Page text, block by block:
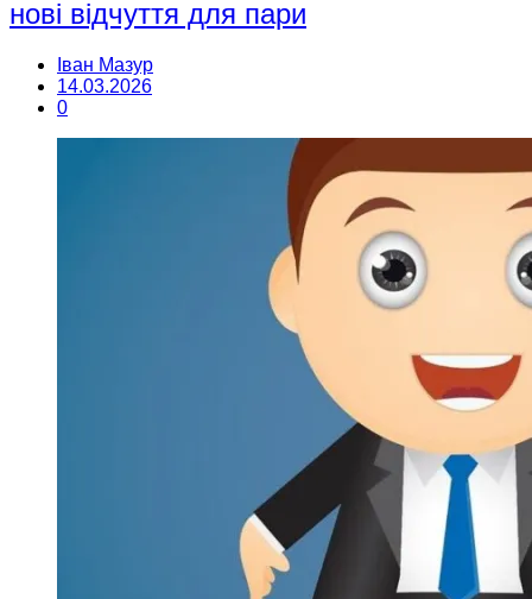
нові відчуття для пари
Іван Мазур
14.03.2026
0